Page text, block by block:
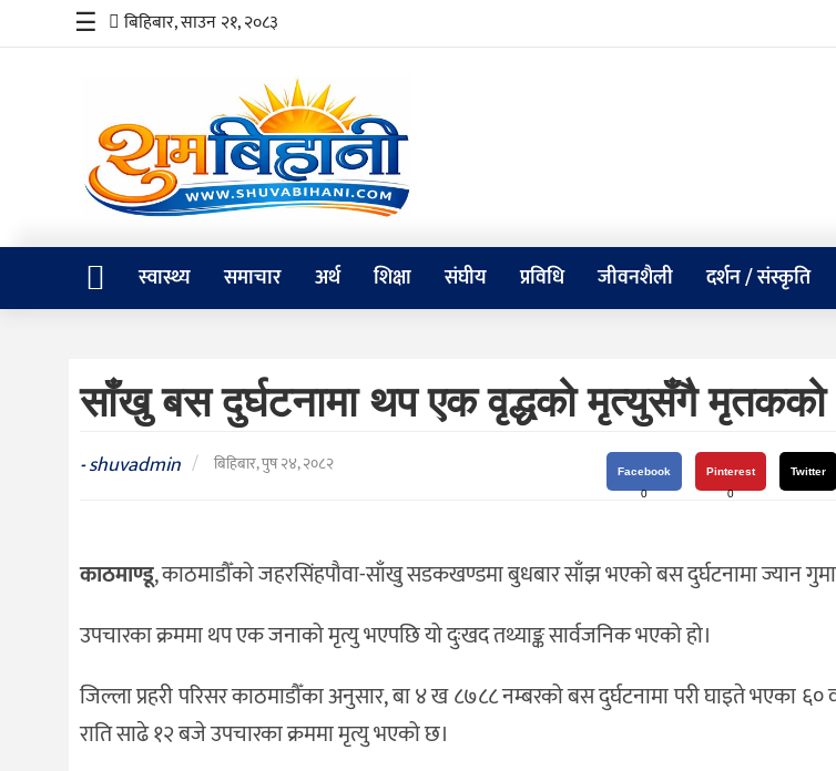
समाचार
संघीय
जीवनशैली
विचार
राजनीति
☰ बिहिबार, साउन २१, २०८३
स्वास्थ्य समाचार अर्थ शिक्षा संघीय प्रविधि जीवनशैली दर्शन / संस्कृति
साँखु बस दुर्घटनामा थप एक वृद्धको मृत्युसँगै मृतकको
-shuvadmin / बिहिबार, पुष २४, २०८२
Facebook
0
Pinterest
0
Twitter
काठमाण्डू, काठमाडौँको जहरसिंहपौवा-साँखु सडकखण्डमा बुधबार साँझ भएको बस दुर्घटनामा ज्यान
उपचारका क्रममा थप एक जनाको मृत्यु भएपछि यो दुःखद तथ्याङ्क सार्वजनिक भएको हो।
जिल्ला प्रहरी परिसर काठमाडौँका अनुसार, बा ४ ख ८७८८ नम्बरको बस दुर्घटनामा परी घाइते भएका ६०
राति साढे १२ बजे उपचारका क्रममा मृत्यु भएको छ।